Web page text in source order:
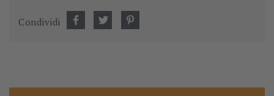
Condividi